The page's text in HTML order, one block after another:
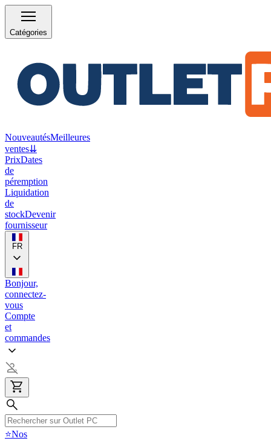
Catégories
NouveautésMeilleures
ventes⇊
PrixDates
de
péremption
Liquidation
de
stockDevenir
fournisseur
FR
Bonjour,
connectez-
vous
Compte
et
commandes
⭐Nos